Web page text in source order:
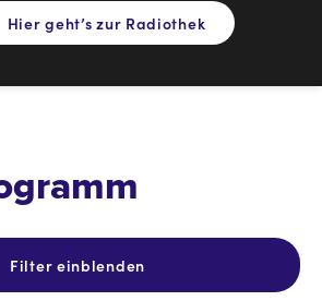
Hier geht’s zur Radiothek
Filter einblenden